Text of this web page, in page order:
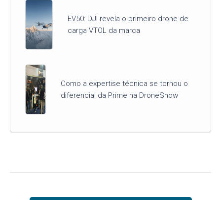
EV50: DJI revela o primeiro drone de
carga VTOL da marca
Como a expertise técnica se tornou o
diferencial da Prime na DroneShow